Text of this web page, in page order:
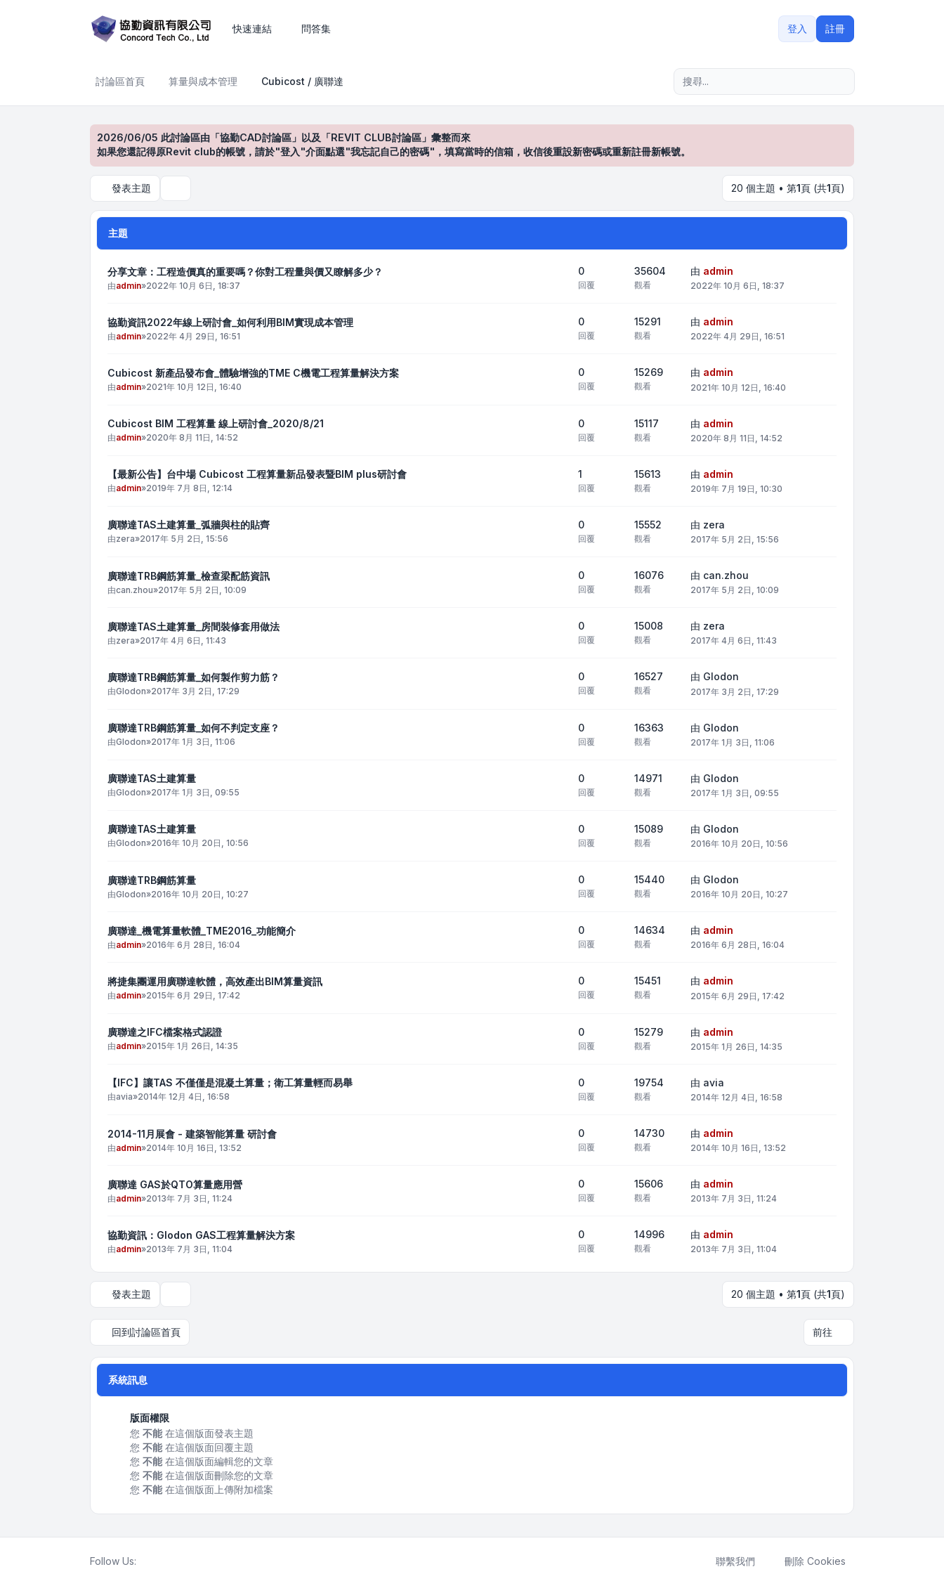
快速連結 問答集 登入 註冊
討論區首頁 算量與成本管理 Cubicost / 廣聯達
2026/06/05 此討論區由「協勤CAD討論區」以及「REVIT CLUB討論區」彙整而來
如果您還記得原Revit club的帳號，請於"登入"介面點選"我忘記自己的密碼"，填寫當時的信箱，收信後重設新密碼或重新註冊新帳號。
發表主題 20 個主題 • 第1頁 (共1頁)
主題
分享文章：工程造價真的重要嗎？你對工程量與價又瞭解多少？
由admin»2022年 10月 6日, 18:37
0
回覆
35604
觀看
由 admin
2022年 10月 6日, 18:37
協勤資訊2022年線上研討會_如何利用BIM實現成本管理
由admin»2022年 4月 29日, 16:51
0
回覆
15291
觀看
由 admin
2022年 4月 29日, 16:51
Cubicost 新產品發布會_體驗增強的TME C機電工程算量解決方案
由admin»2021年 10月 12日, 16:40
0
回覆
15269
觀看
由 admin
2021年 10月 12日, 16:40
Cubicost BIM 工程算量 線上研討會_2020/8/21
由admin»2020年 8月 11日, 14:52
0
回覆
15117
觀看
由 admin
2020年 8月 11日, 14:52
【最新公告】台中場 Cubicost 工程算量新品發表暨BIM plus研討會
由admin»2019年 7月 8日, 12:14
1
回覆
15613
觀看
由 admin
2019年 7月 19日, 10:30
廣聯達TAS土建算量_弧牆與柱的貼齊
由zera»2017年 5月 2日, 15:56
0
回覆
15552
觀看
由 zera
2017年 5月 2日, 15:56
廣聯達TRB鋼筋算量_檢查梁配筋資訊
由can.zhou»2017年 5月 2日, 10:09
0
回覆
16076
觀看
由 can.zhou
2017年 5月 2日, 10:09
廣聯達TAS土建算量_房間裝修套用做法
由zera»2017年 4月 6日, 11:43
0
回覆
15008
觀看
由 zera
2017年 4月 6日, 11:43
廣聯達TRB鋼筋算量_如何製作剪力筋？
由Glodon»2017年 3月 2日, 17:29
0
回覆
16527
觀看
由 Glodon
2017年 3月 2日, 17:29
廣聯達TRB鋼筋算量_如何不判定支座？
由Glodon»2017年 1月 3日, 11:06
0
回覆
16363
觀看
由 Glodon
2017年 1月 3日, 11:06
廣聯達TAS土建算量
由Glodon»2017年 1月 3日, 09:55
0
回覆
14971
觀看
由 Glodon
2017年 1月 3日, 09:55
廣聯達TAS土建算量
由Glodon»2016年 10月 20日, 10:56
0
回覆
15089
觀看
由 Glodon
2016年 10月 20日, 10:56
廣聯達TRB鋼筋算量
由Glodon»2016年 10月 20日, 10:27
0
回覆
15440
觀看
由 Glodon
2016年 10月 20日, 10:27
廣聯達_機電算量軟體_TME2016_功能簡介
由admin»2016年 6月 28日, 16:04
0
回覆
14634
觀看
由 admin
2016年 6月 28日, 16:04
將捷集團運用廣聯達軟體，高效產出BIM算量資訊
由admin»2015年 6月 29日, 17:42
0
回覆
15451
觀看
由 admin
2015年 6月 29日, 17:42
廣聯達之IFC檔案格式認證
由admin»2015年 1月 26日, 14:35
0
回覆
15279
觀看
由 admin
2015年 1月 26日, 14:35
【IFC】讓TAS 不僅僅是混凝土算量；衛工算量輕而易舉
由avia»2014年 12月 4日, 16:58
0
回覆
19754
觀看
由 avia
2014年 12月 4日, 16:58
2014-11月展會 - 建築智能算量 研討會
由admin»2014年 10月 16日, 13:52
0
回覆
14730
觀看
由 admin
2014年 10月 16日, 13:52
廣聯達 GAS於QTO算量應用營
由admin»2013年 7月 3日, 11:24
0
回覆
15606
觀看
由 admin
2013年 7月 3日, 11:24
協勤資訊：Glodon GAS工程算量解決方案
由admin»2013年 7月 3日, 11:04
0
回覆
14996
觀看
由 admin
2013年 7月 3日, 11:04
發表主題 20 個主題 • 第1頁 (共1頁)
回到討論區首頁 前往
系統訊息
版面權限
您 不能在這個版面發表主題
您 不能在這個版面回覆主題
您 不能在這個版面編輯您的文章
您 不能在這個版面刪除您的文章
您 不能在這個版面上傳附加檔案
Follow Us: 聯繫我們 刪除 Cookies